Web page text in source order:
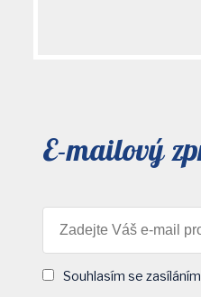
E-mailový
Souhlasím se